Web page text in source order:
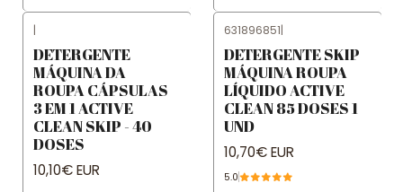
|
DETERGENTE
MÁQUINA DA
ROUPA CÁPSULAS
3 EM 1 ACTIVE
CLEAN SKIP - 40
DOSES
10,10€ EUR
631896851|
DETERGENTE SKIP
MÁQUINA ROUPA
LÍQUIDO ACTIVE
CLEAN 85 DOSES 1
UND
10,70€ EUR
5.0